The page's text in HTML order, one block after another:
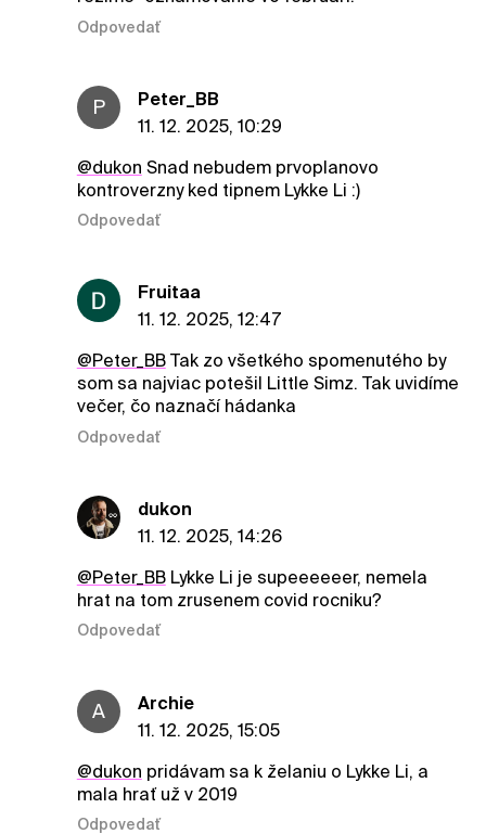
Odpovedať
P
Peter_BB
11. 12. 2025, 10:29
@dukon Snad nebudem prvoplanovo
kontroverzny ked tipnem Lykke Li :)
Odpovedať
Fruitaa
11. 12. 2025, 12:47
@Peter_BBTak zo všetkého spomenutého by
som sa najviac potešil Little Simz. Tak uvidíme
večer, čo naznačí hádanka
Odpovedať
dukon
11. 12. 2025, 14:26
@Peter_BBLykke Li je supeeeeeer, nemela
hrat na tom zrusenem covid rocniku?
Odpovedať
A
Archie
11. 12. 2025, 15:05
@dukon pridávam sa k želaniu o Lykke Li, a
mala hrať už v 2019
Odpovedať